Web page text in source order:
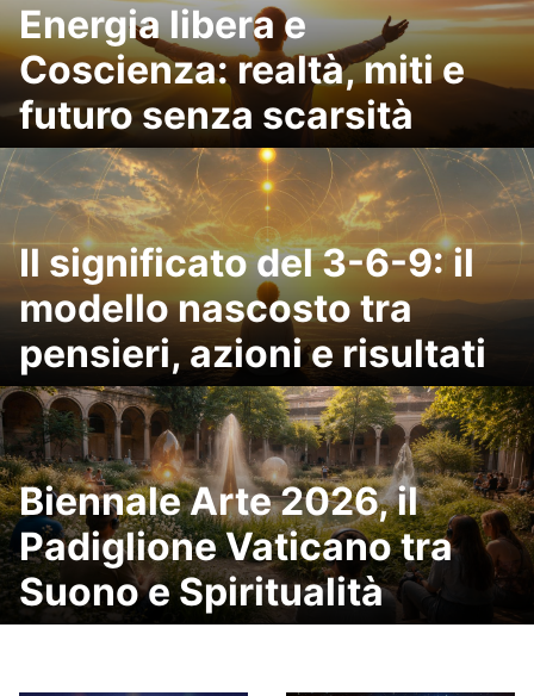
Energia libera e
Coscienza: realtà, miti e
futuro senza scarsità
Il significato del 3-6-9: il
modello nascosto tra
pensieri, azioni e risultati
Biennale Arte 2026, il
Padiglione Vaticano tra
Suono e Spiritualità